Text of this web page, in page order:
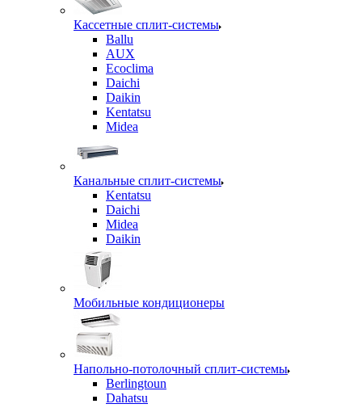
Кассетные сплит-системы
Ballu
AUX
Ecoclima
Daichi
Daikin
Kentatsu
Midea
Канальные сплит-системы
Kentatsu
Daichi
Midea
Daikin
Мобильные кондиционеры
Напольно-потолочный сплит-системы
Berlingtoun
Dahatsu